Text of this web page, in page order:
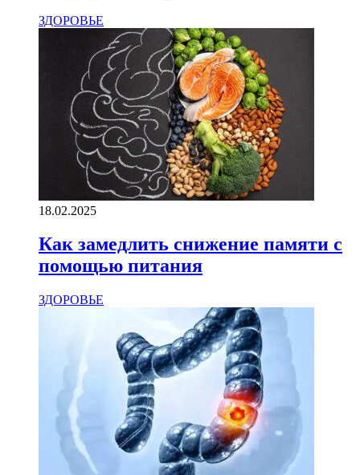
ЗДОРОВЬЕ
18.02.2025
Как замедлить снижение памяти с
помощью питания
ЗДОРОВЬЕ